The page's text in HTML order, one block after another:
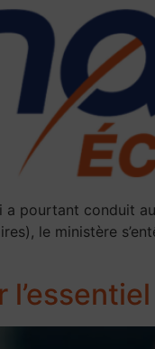
a pourtant conduit
le ministère